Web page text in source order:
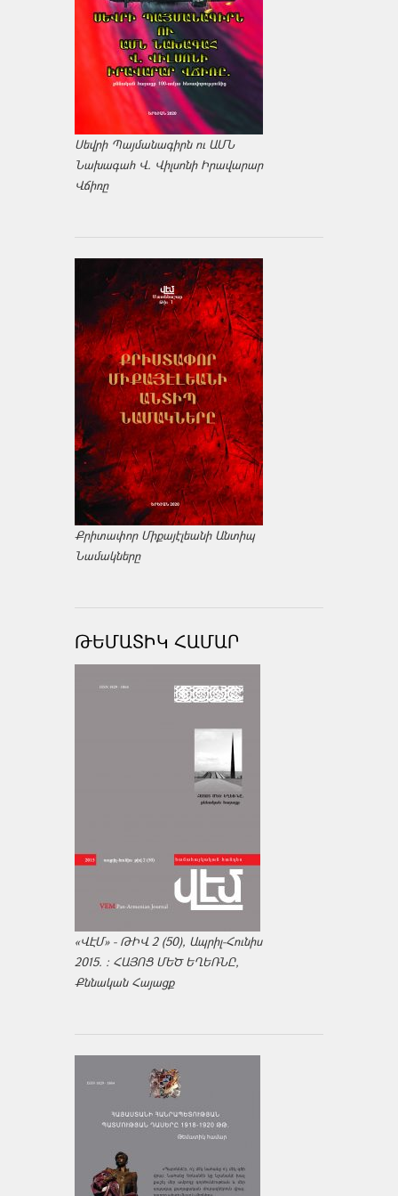
Սեվրի Պայմանագիրն ու ԱՄՆ
Նախագահ Վ. Վիլսոնի Իրավարար
Վճիռը
Քրիտափոր Միքայէլեանի Անտիպ
Նամակները
ԹԵՄԱՏԻԿ ՀԱՄԱՐ
«ՎԷՄ» - ԹԻՎ 2 (50), Ապրիլ-Հունիս
2015. : ՀԱՅՈՑ ՄԵԾ ԵՂԵՌՆԸ,
Քննական Հայացք